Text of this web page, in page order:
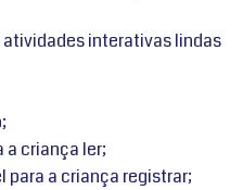
atividades interativas lindas
a criança ler;
para a criança registrar;